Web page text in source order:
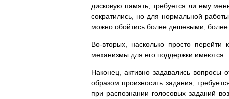
дисковую память, требуется ли ему
сократились, но для нормальной
можно обойтись более дешевыми,
Во-вторых, насколько просто
механизмы для его поддержки имеются.
Наконец, активно задавались вопросы
образом произносить задания,
при распознании голосовых заданий